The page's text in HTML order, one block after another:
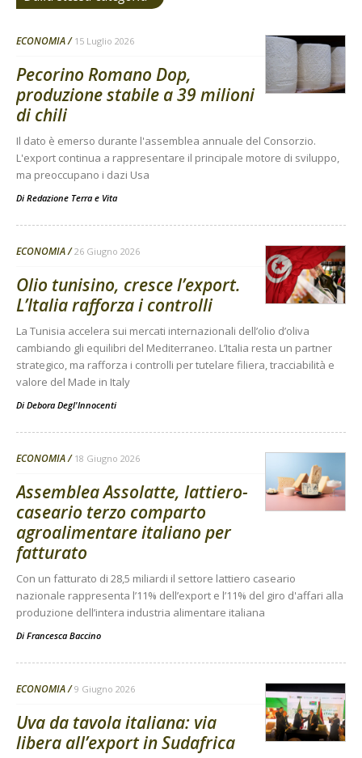
ECONOMIA 15 Luglio 2026
Pecorino Romano Dop,
produzione stabile a 39 milioni
di chili
Il dato è emerso durante l'assemblea annuale del Consorzio.
L'export continua a rappresentare il principale motore di sviluppo,
ma preoccupano i dazi Usa
Di Redazione Terra e Vita
ECONOMIA 26 Giugno 2026
Olio tunisino, cresce l’export.
L’Italia rafforza i controlli
La Tunisia accelera sui mercati internazionali dell’olio d’oliva
cambiando gli equilibri del Mediterraneo. L’Italia resta un partner
strategico, ma rafforza i controlli per tutelare filiera, tracciabilità e
valore del Made in Italy
Di Debora Degl'Innocenti
ECONOMIA 18 Giugno 2026
Assemblea Assolatte, lattiero-
caseario terzo comparto
agroalimentare italiano per
fatturato
Con un fatturato di 28,5 miliardi il settore lattiero caseario
nazionale rappresenta l’11% dell’export e l’11% del giro d'affari alla
produzione dell’intera industria alimentare italiana
Di Francesca Baccino
ECONOMIA 9 Giugno 2026
Uva da tavola italiana: via
libera all’export in Sudafrica